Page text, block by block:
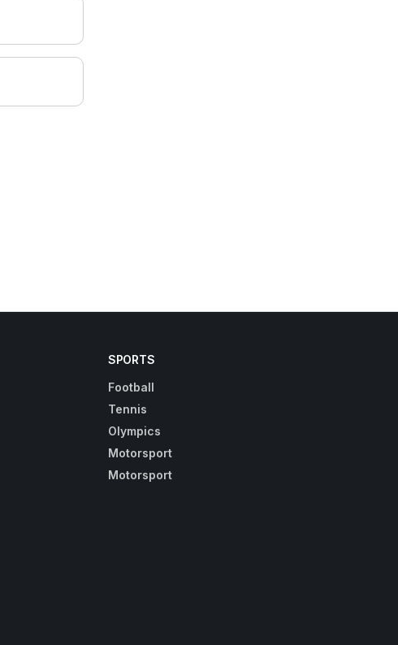
SPORTS
Football
Tennis
Olympics
Motorsport
Motorsport